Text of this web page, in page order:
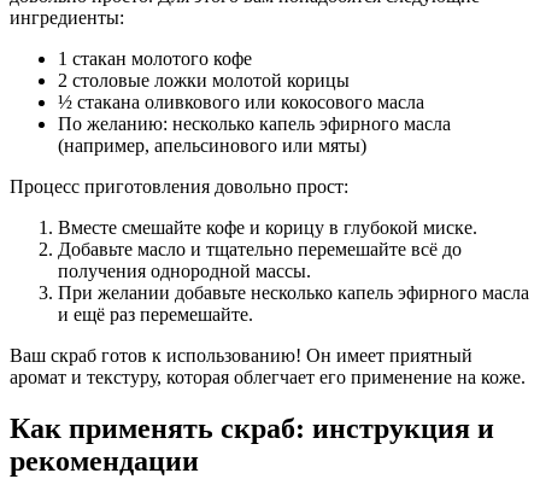
ингредиенты:
1 стакан молотого кофе
2 столовые ложки молотой корицы
½ стакана оливкового или кокосового масла
По желанию: несколько капель эфирного масла
(например, апельсинового или мяты)
Процесс приготовления довольно прост:
Вместе смешайте кофе и корицу в глубокой миске.
Добавьте масло и тщательно перемешайте всё до
получения однородной массы.
При желании добавьте несколько капель эфирного масла
и ещё раз перемешайте.
Ваш скраб готов к использованию! Он имеет приятный
аромат и текстуру, которая облегчает его применение на коже.
Как применять скраб: инструкция и
рекомендации